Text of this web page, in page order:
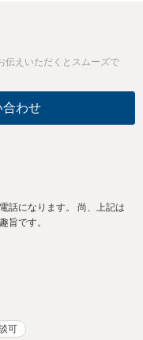
伝えいただくとスムーズで
合わせ
話になります。 尚、上記は
旨です。
可